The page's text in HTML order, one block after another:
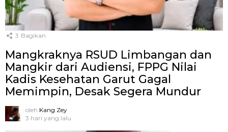
3 Bagikan
Mangkraknya RSUD Limbangan dan
Mangkir dari Audiensi, FPPG Nilai
Kadis Kesehatan Garut Gagal
Memimpin, Desak Segera Mundur
oleh Kang Zey
3 hari yang lalu